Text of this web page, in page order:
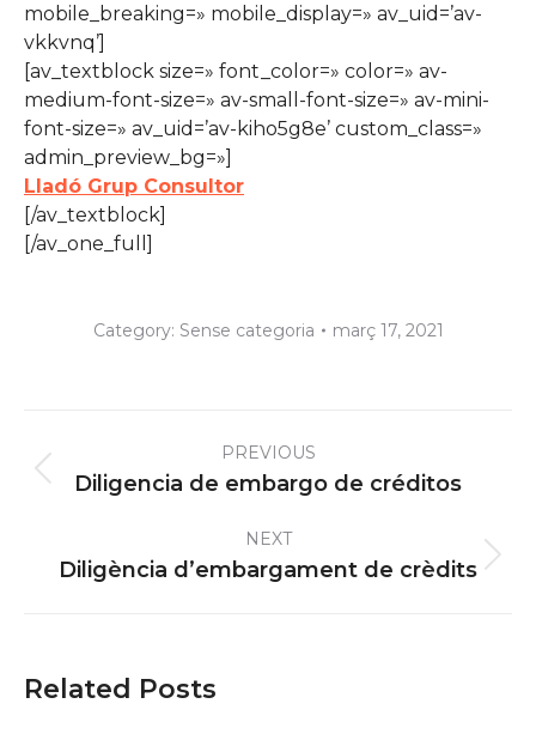
mobile_breaking=» mobile_display=» av_uid=’av-
vkkvnq’]
[av_textblock size=» font_color=» color=» av-
medium-font-size=» av-small-font-size=» av-mini-
font-size=» av_uid=’av-kiho5g8e’ custom_class=»
admin_preview_bg=»]
Lladó Grup Consultor
[/av_textblock]
[/av_one_full]
Category: Sense categoria març 17, 2021
navigationPREVIOUS
Previous
Diligencia de embargo de créditos
NEXT
Next
Diligència d’embargament de crèdits
Related Posts